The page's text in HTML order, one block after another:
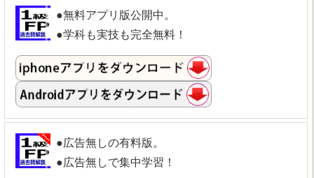
●無料アプリ版公開中。
●学科も実技も完全無料！
●広告無しの有料版。
●広告無しで集中学習！